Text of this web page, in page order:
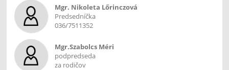
Mgr. Nikoleta Lőrinczová
Predsedníčka
036/7511352
Mgr.Szabolcs Méri
podpredseda
za rodičov